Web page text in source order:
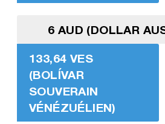
6 AUD (DOLLAR
133,64 VES
(BOLÍVAR
SOUVERAIN
VÉNÉZUÉLIEN)